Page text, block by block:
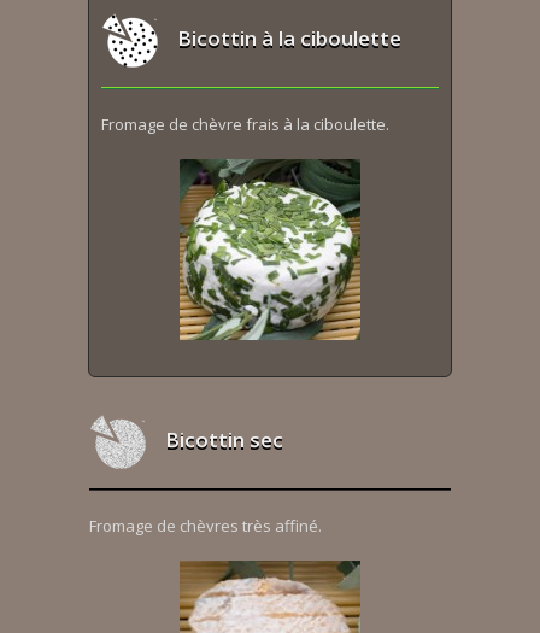
Bicottin à la ciboulette
Fromage de chèvre frais à la ciboulette.
Bicottin sec
Fromage de chèvres très affiné.